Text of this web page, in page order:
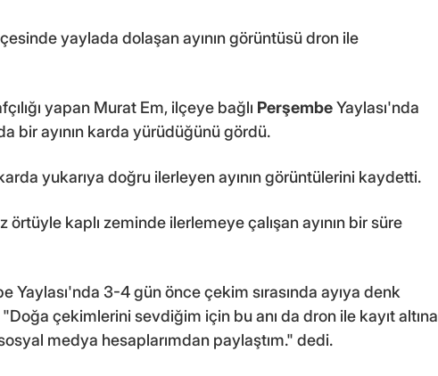
yaylada dolaşan ayının görüntüsü dron ile
yapan Murat Em, ilçeye bağlı PerşembeYaylası'nda
bir ayının karda yürüdüğünü gördü.
yukarıya doğru ilerleyen ayının görüntülerini kaydetti.
örtüyle kaplı zeminde ilerlemeye çalışan ayının bir süre
Yaylası'nda 3-4 gün önce çekim sırasında ayıya denk
çekimlerini sevdiğim için bu anı da dron ile kayıt altına
medya hesaplarımdan paylaştım." dedi.